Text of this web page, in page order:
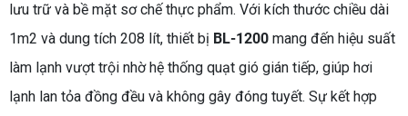
lưu trữ và bề mặt sơ chế thực phẩm. Với kích thước chiều dài
1m2 và dung tích 208 lít, thiết bị BL-1200 mang đến hiệu suất
làm lạnh vượt trội nhờ hệ thống quạt gió gián tiếp, giúp hơi
lạnh lan tỏa đồng đều và không gây đóng tuyết. Sự kết hợp